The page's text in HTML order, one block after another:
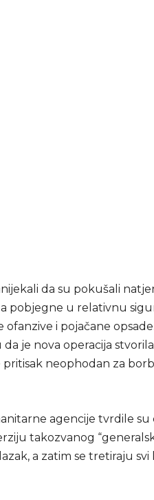
da su pokušali
pobjegne u relativnu
i pojačane
je nova operacija
pritisak neophodan za
agencije tvrdile su
takozvanog
a zatim se tretiraju